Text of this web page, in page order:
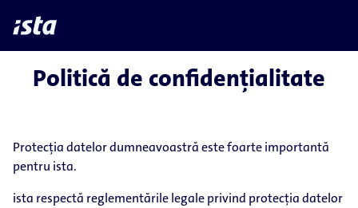
languagechevron_right
Politică de confidențialitate
Protecția datelor dumneavoastră este foarte importantă
pentru ista.
ista respectă reglementările legale privind protecția datelor